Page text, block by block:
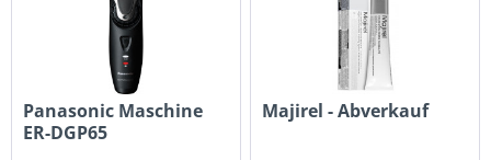
Panasonic Maschine
ER-DGP65
Majirel - Abverkauf